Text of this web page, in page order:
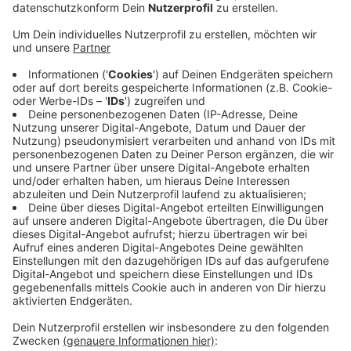
Aufsehen gesorgt. Schon im letzten Jahr hat
Wuppertal einen Negativpreis von der Initiative
Cycleride bekommen. Dieses Jahr erhält unsere
Stadt den sogenannten "Silbernen Pannenflicken".
Auf der Homepage der Initiative gibt es eine
Bildergalerie zum Radweg auf der Neuen
Friedrichstraße. Zu wenig Platz, Falschparkende
und rücksichtslose Busfahrerinnen und -fahrer
werden dort bemängelt. Die Stadt und der
Radfahrverband ADFC sind sich einig: Viele
Vorwürfe sind haltlos, außerdem seien sie dreist
und reißerisch. Grundsätzlich könne man aber
nachvollziehen, dass Wuppertal noch weit davon
entfernt sei, Fahrradstadt zu werden.
Veröffentlicht:Donnerstag, 21.07.2022 16:40
Anzeige